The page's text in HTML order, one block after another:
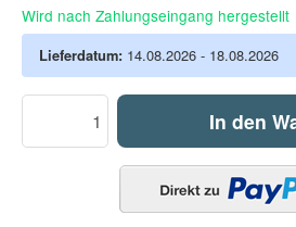
Wird nach Zahlungseingang hergestellt
Lieferdatum: 14.08.2026 - 18.08.2026
In den